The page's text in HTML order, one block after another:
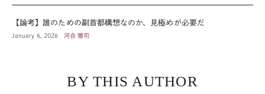
【論考】誰のための副首都構想なのか、見極めが必要だ
January 6, 2026 河合 雅司
BY THIS AUTHOR